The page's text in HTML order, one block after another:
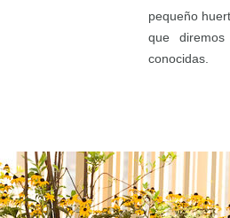
pequeño
que
conocidas.